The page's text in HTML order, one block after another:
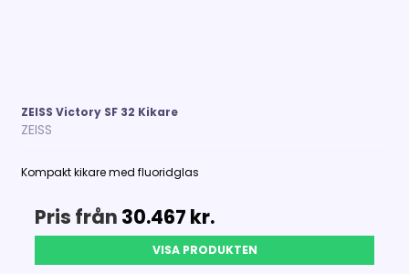
ZEISS Victory SF 32 Kikare
ZEISS
Kompakt kikare med fluoridglas
Pris från 30.467 kr.
VISA PRODUKTEN